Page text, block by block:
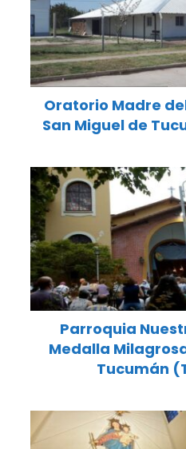
Oratorio Madre
San Miguel de
Parroquia
Medalla
Tucumán